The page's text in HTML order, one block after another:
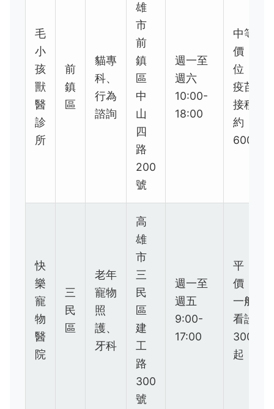
毛
小
孩
獸
醫
診
所
前
鎮
區
貓專
科、
行為
諮詢
雄
市
前
鎮
區
中
山
四
路
200
號
週一至
週六
10:00-
18:00
中等
價
位，
疫苗
接種
約
600
快
樂
寵
物
醫
院
三
民
區
老年
寵物
照
護、
牙科
高
雄
市
三
民
區
建
工
路
300
號
週一至
週五
9:00-
17:00
平
價，
一般
看診
300
起